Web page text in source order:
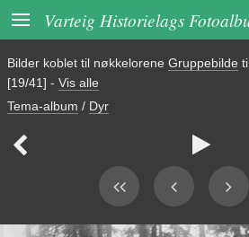
 Varteig Historielags
Bilder koblet til nøkkelorene Gruppebilde
[19/41] - Vis alle
Tema-album / Dyr
 